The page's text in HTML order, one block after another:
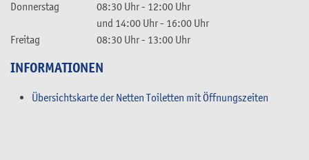
Donnerstag
08:30 Uhr- 12:00 Uhr
und 14:00 Uhr- 16:00 Uhr
Freitag
08:30 Uhr- 13:00 Uhr
INFORMATIONEN
Übersichtskarte der Netten Toiletten mit Öffnungszeiten